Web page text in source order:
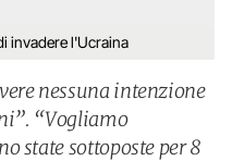
invadere l'Ucraina
nessuna intenzione
“Vogliamo
state sottoposte per 8